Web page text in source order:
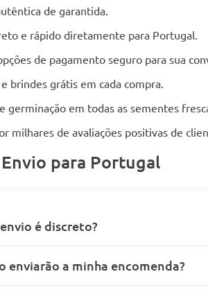
de garantida.
e rápido diretamente para Portugal.
de pagamento seguro para sua
brindes grátis em cada compra.
germinação em todas as sementes
milhares de avaliações positivas de
para Portugal
é discreto?
enviarão a minha encomenda?